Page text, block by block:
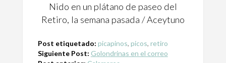
Nido en un plátano de paseo del
Retiro, la semana pasada / Aceytuno
Post etiquetado: picapinos, picos, retiro
Siguiente Post: Golondrinas en el correo